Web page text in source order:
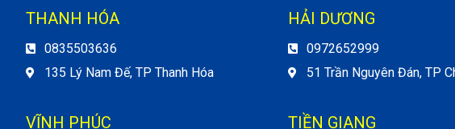
THANH HÓA
0835503636
135 Lý Nam Đế, TP Thanh Hóa
HẢI DƯƠNG
0972652999
51 Trần Nguyên Đán, TP
VĨNH PHÚC TIỀN GIANG